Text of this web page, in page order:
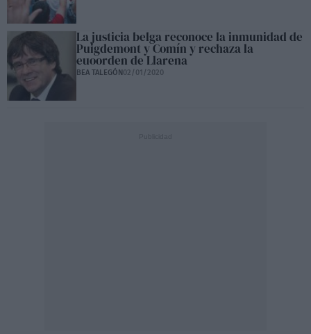
La justicia belga reconoce la inmunidad de
Puigdemont y Comín y rechaza la
euoorden de Llarena
BEA TALEGÓN02/01/2020